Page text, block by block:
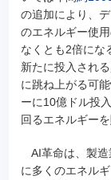
の追加により、
のエネルギー使
なくとも2倍にな
新たに投入され
に跳ね上がる可
ーに10億ドル投
回るエネルギー
AI革命は、製造
に多くのエネル